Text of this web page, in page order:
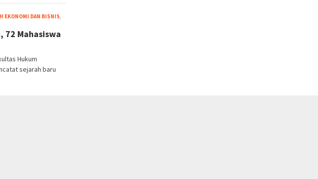
EKONOMI DAN BISNIS,
72 Mahasiswa
Hukum
sejarah baru